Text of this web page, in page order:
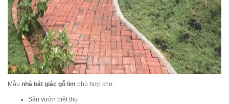
Mẫu nhà bát giác gỗ lim phù hợp cho:
Sân vườn biệt thự